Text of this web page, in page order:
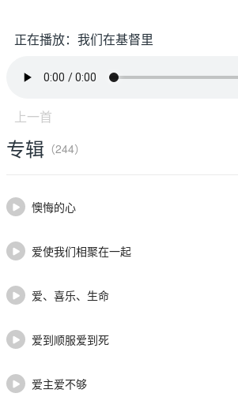
正在播放：我们在基督里
上一首
专辑 （244）
懊悔的心
爱使我们相聚在一起
爱、喜乐、生命
爱到顺服爱到死
爱主爱不够